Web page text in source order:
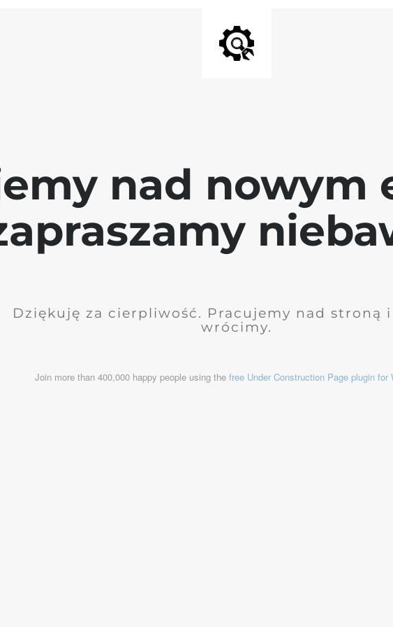
nad nowym
Dziękuję za cierpliwość. Pracujemy nad stroną
wrócimy.
Join more than 400,000 happy people using the free Under Construction Page plugin for